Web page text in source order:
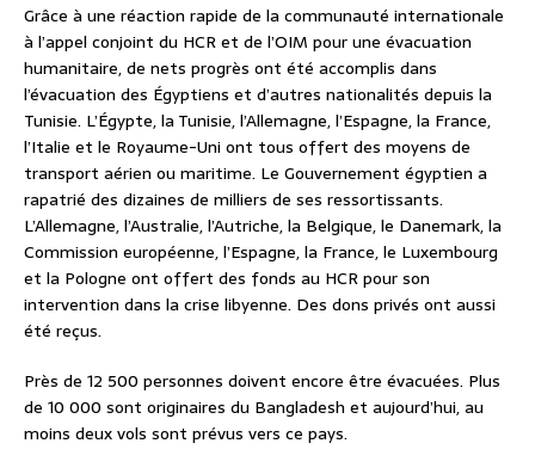
Grâce à une réaction rapide de la communauté internationale
à l’appel conjoint du HCR et de l’OIM pour une évacuation
humanitaire, de nets progrès ont été accomplis dans
l’évacuation des Égyptiens et d’autres nationalités depuis la
Tunisie. L’Égypte, la Tunisie, l’Allemagne, l’Espagne, la France,
l’Italie et le Royaume-Uni ont tous offert des moyens de
transport aérien ou maritime. Le Gouvernement égyptien a
rapatrié des dizaines de milliers de ses ressortissants.
L’Allemagne, l’Australie, l’Autriche, la Belgique, le Danemark, la
Commission européenne, l’Espagne, la France, le Luxembourg
et la Pologne ont offert des fonds au HCR pour son
intervention dans la crise libyenne. Des dons privés ont aussi
été reçus.
Près de 12 500 personnes doivent encore être évacuées. Plus
de 10 000 sont originaires du Bangladesh et aujourd’hui, au
moins deux vols sont prévus vers ce pays.